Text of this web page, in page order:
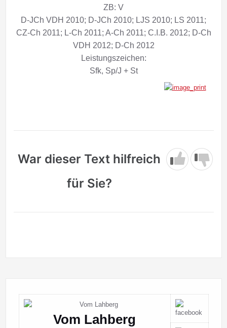
ZB: V
D-JCh VDH 2010; D-JCh 2010; LJS 2010; LS 2011;
CZ-Ch 2011; L-Ch 2011; A-Ch 2011; C.I.B. 2012; D-Ch
VDH 2012; D-Ch 2012
Leistungszeichen:
Sfk, Sp/J + St
War dieser Text hilfreich
für Sie?
Vom Lahberg